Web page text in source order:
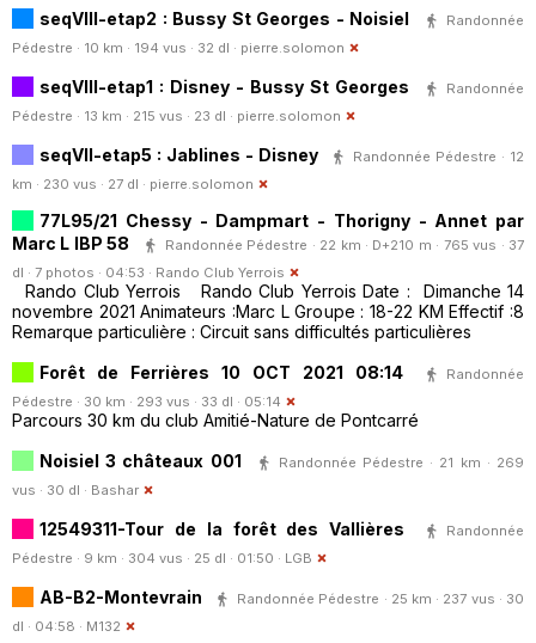
seqVIII-etap2 : Bussy St Georges - Noisiel
Randonnée
Pédestre · 10 km · 194 vus · 32 dl · pierre.solomon
seqVIII-etap1 : Disney - Bussy St Georges
Randonnée
Pédestre · 13 km · 215 vus · 23 dl · pierre.solomon
seqVII-etap5 : Jablines - Disney
Randonnée Pédestre · 12
km · 230 vus · 27 dl · pierre.solomon
77L95/21 Chessy - Dampmart - Thorigny - Annet par
Marc L IBP 58
Randonnée Pédestre · 22 km · D+210 m · 765 vus · 37
dl · 7 photos · 04:53 · Rando Club Yerrois
Rando Club Yerrois Rando Club Yerrois Date : Dimanche 14
novembre 2021 Animateurs :Marc L Groupe : 18-22 KM Effectif :8
Remarque particulière : Circuit sans difficultés particulières
Forêt de Ferrières 10 OCT 2021 08:14
Randonnée
Pédestre · 30 km · 293 vus · 33 dl · 05:14
Parcours 30 km du club Amitié-Nature de Pontcarré
Noisiel 3 châteaux 001
Randonnée Pédestre · 21 km · 269
vus · 30 dl · Bashar
12549311-Tour de la forêt des Vallières
Randonnée
Pédestre · 9 km · 304 vus · 25 dl · 01:50 · LGB
AB-B2-Montevrain
Randonnée Pédestre · 25 km · 237 vus · 30
dl · 04:58 · M132